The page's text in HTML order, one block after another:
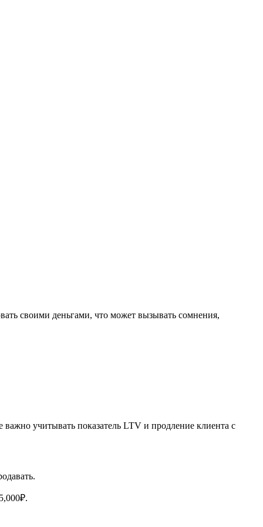
своими деньгами, что может вызывать сомнения,
учитывать показатель LTV и продление клиента с